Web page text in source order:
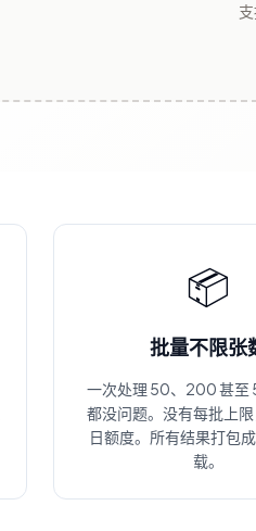
📦
批量不限张
一次处理 50、200 甚至
都没问题。没有每批上
日额度。所有结果打包
载。